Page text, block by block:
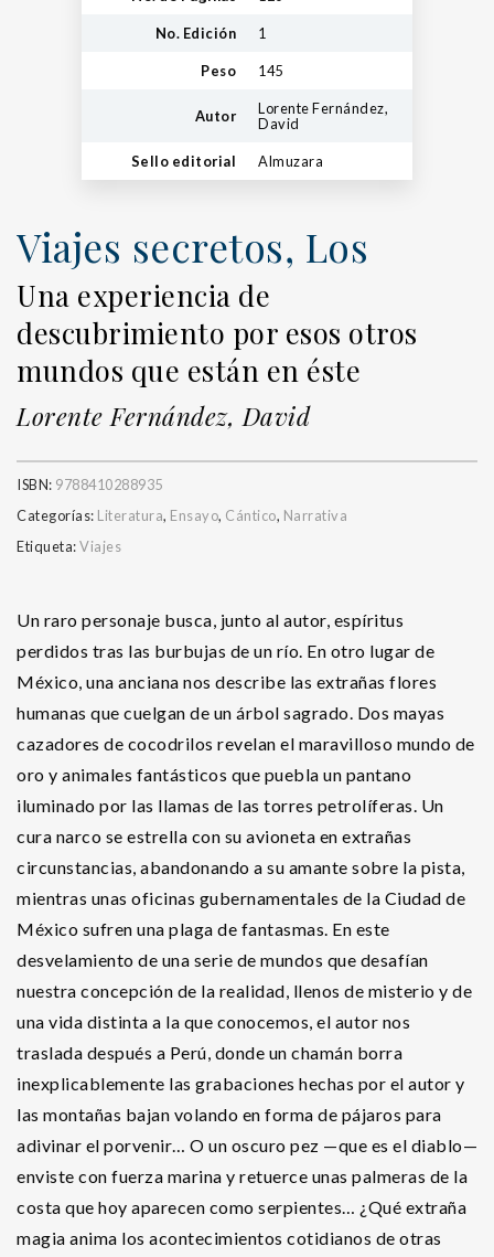
No. Edición 1
Peso 145
Autor
Lorente Fernández,
David
Sello editorial Almuzara
Viajes secretos, Los
Una experiencia de
descubrimiento por esos otros
mundos que están en éste
Lorente Fernández, David
ISBN: 9788410288935
Categorías: Literatura, Ensayo, Cántico, Narrativa
Etiqueta:Viajes
Un raro personaje busca, junto al autor, espíritus
perdidos tras las burbujas de un río. En otro lugar de
México, una anciana nos describe las extrañas flores
humanas que cuelgan de un árbol sagrado. Dos mayas
cazadores de cocodrilos revelan el maravilloso mundo de
oro y animales fantásticos que puebla un pantano
iluminado por las llamas de las torres petrolíferas. Un
cura narco se estrella con su avioneta en extrañas
circunstancias, abandonando a su amante sobre la pista,
mientras unas oficinas gubernamentales de la Ciudad de
México sufren una plaga de fantasmas. En este
desvelamiento de una serie de mundos que desafían
nuestra concepción de la realidad, llenos de misterio y de
una vida distinta a la que conocemos, el autor nos
traslada después a Perú, donde un chamán borra
inexplicablemente las grabaciones hechas por el autor y
las montañas bajan volando en forma de pájaros para
adivinar el porvenir… O un oscuro pez —que es el diablo—
enviste con fuerza marina y retuerce unas palmeras de la
costa que hoy aparecen como serpientes… ¿Qué extraña
magia anima los acontecimientos cotidianos de otras